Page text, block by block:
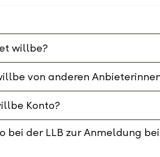
willbe?
von anderen
Konto?
bei der LLB zur Anmeldung bei